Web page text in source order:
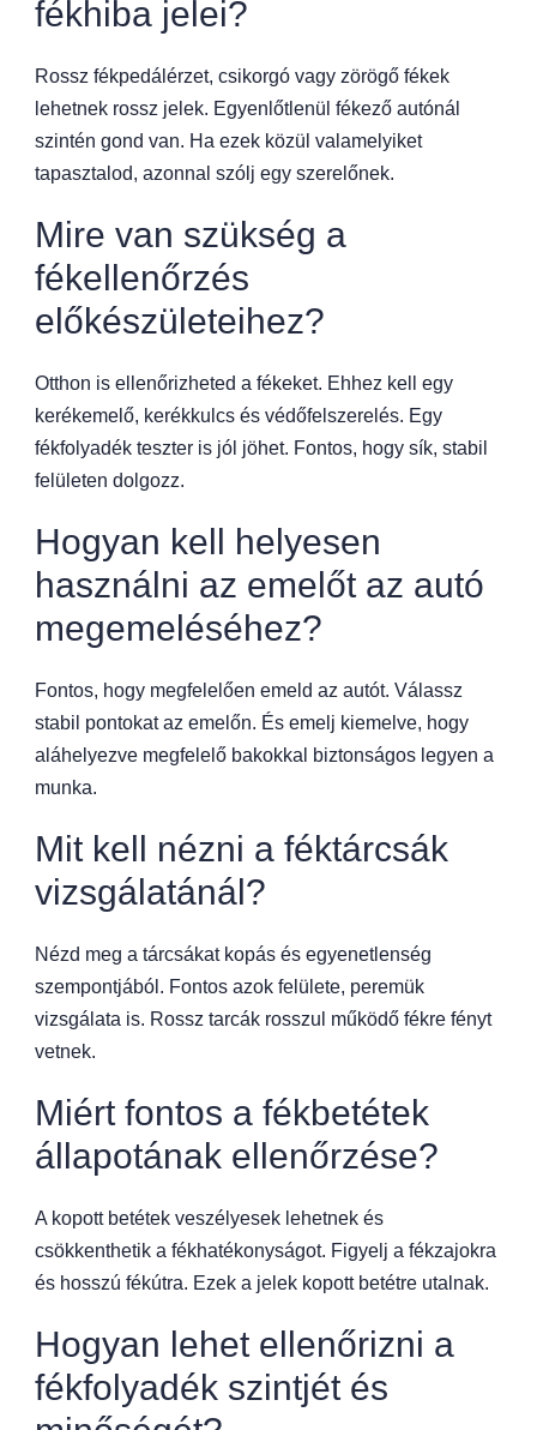
fékhiba jelei?
Rossz fékpedálérzet, csikorgó vagy zörögő fékek
lehetnek rossz jelek. Egyenlőtlenül fékező autónál
szintén gond van. Ha ezek közül valamelyiket
tapasztalod, azonnal szólj egy szerelőnek.
Mire van szükség a
fékellenőrzés
előkészületeihez?
Otthon is ellenőrizheted a fékeket. Ehhez kell egy
kerékemelő, kerékkulcs és védőfelszerelés. Egy
fékfolyadék teszter is jól jöhet. Fontos, hogy sík, stabil
felületen dolgozz.
Hogyan kell helyesen
használni az emelőt az autó
megemeléséhez?
Fontos, hogy megfelelően emeld az autót. Válassz
stabil pontokat az emelőn. És emelj kiemelve, hogy
aláhelyezve megfelelő bakokkal biztonságos legyen a
munka.
Mit kell nézni a féktárcsák
vizsgálatánál?
Nézd meg a tárcsákat kopás és egyenetlenség
szempontjából. Fontos azok felülete, peremük
vizsgálata is. Rossz tarcák rosszul működő fékre fényt
vetnek.
Miért fontos a fékbetétek
állapotának ellenőrzése?
A kopott betétek veszélyesek lehetnek és
csökkenthetik a fékhatékonyságot. Figyelj a fékzajokra
és hosszú fékútra. Ezek a jelek kopott betétre utalnak.
Hogyan lehet ellenőrizni a
fékfolyadék szintjét és